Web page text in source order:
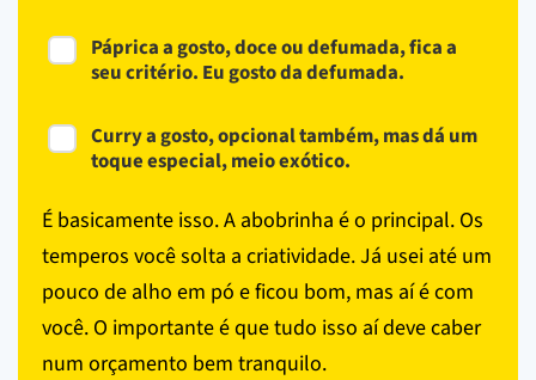
Páprica a gosto, doce ou defumada, fica a
seu critério. Eu gosto da defumada.
Curry a gosto, opcional também, mas dá um
toque especial, meio exótico.
É basicamente isso. A abobrinha é o principal. Os
temperos você solta a criatividade. Já usei até um
pouco de alho em pó e ficou bom, mas aí é com
você. O importante é que tudo isso aí deve caber
num orçamento bem tranquilo.